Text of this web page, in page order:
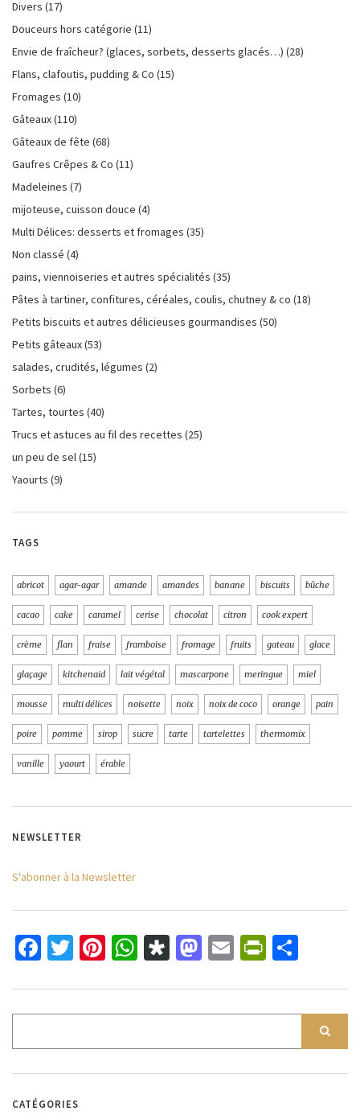
Divers (17)
Douceurs hors catégorie (11)
Envie de fraîcheur? (glaces, sorbets, desserts glacés…) (28)
Flans, clafoutis, pudding & Co (15)
Fromages (10)
Gâteaux(110)
Gâteaux de fête (68)
Gaufres Crêpes & Co (11)
Madeleines (7)
mijoteuse, cuisson douce (4)
Multi Délices: desserts et fromages (35)
Non classé (4)
pains, viennoiseries et autres spécialités (35)
Pâtes à tartiner, confitures, céréales, coulis, chutney & co (18)
Petits biscuits et autres délicieuses gourmandises (50)
Petits gâteaux(53)
salades, crudités, légumes (2)
Sorbets (6)
Tartes, tourtes (40)
Trucs et astuces au fil des recettes (25)
un peu de sel (15)
Yaourts (9)
TAGS
abricot agar-agar amande amandes banane biscuits bûche
cacao cake caramel cerise chocolat citron cook expert
crème flan fraise framboise fromage fruits gateau glace
glaçage kitchenaid lait végétal mascarpone meringue miel
mousse multi délices noisette noix noix de coco orange pain
poire pomme sirop sucre tarte tartelettes thermomix
vanille yaourt érable
NEWSLETTER
S'abonner à la Newsletter
Facebook
Twitter
Pinterest
WhatsApp
Diaspora
Mastodon
Email
CATÉGORIES